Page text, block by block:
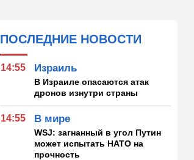
ПОСЛЕДНИЕ НОВОСТИ
14:55 Израиль
В Израиле опасаются атак
дронов изнутри страны
14:55 В мире
WSJ: загнанный в угол Путин
может испытать НАТО на
прочность